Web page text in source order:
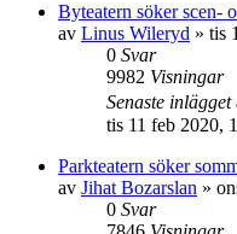
Byteatern söker scen-
av Linus Wileryd » tis
0 Svar
9982 Visningar
Senaste inlägget
tis 11 feb 2020,
Parkteatern söker
av Jihat Bozarslan »
0 Svar